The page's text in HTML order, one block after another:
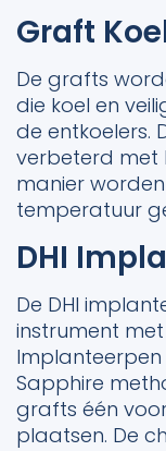
Graft
De grafts
die koel en
de entkoelers.
verbeterd met
manier
temperatuur
DHI
De DHI
instrument
Implanteerpen
Sapphire
grafts één
plaatsen. De